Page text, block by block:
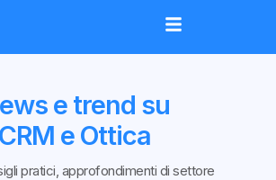
e trend su
CRM e Ottica
pratici, approfondimenti di settore